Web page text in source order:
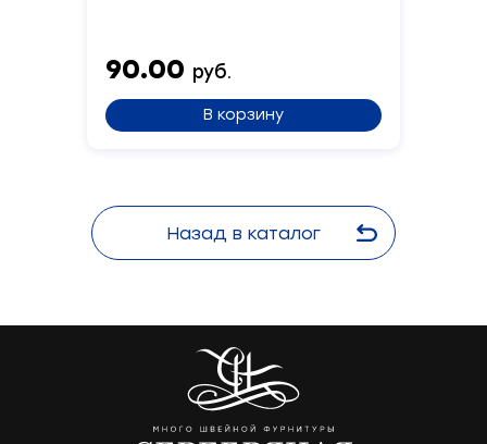
90.00 руб.
В корзину
Назад в каталог